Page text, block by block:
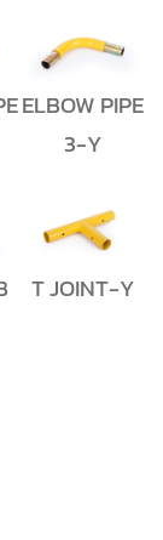
ELBOW PIPE
3-Y
T JOINT-Y